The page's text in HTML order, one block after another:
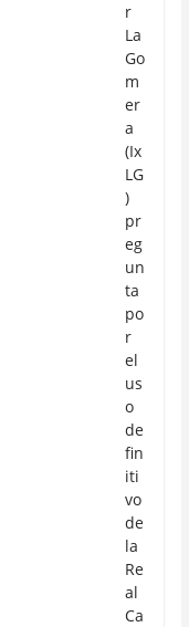
r
La
Go
m
er
a
(Ix
LG
)
pr
eg
un
ta
po
r
el
us
o
de
fin
iti
vo
de
la
Re
al
Ca